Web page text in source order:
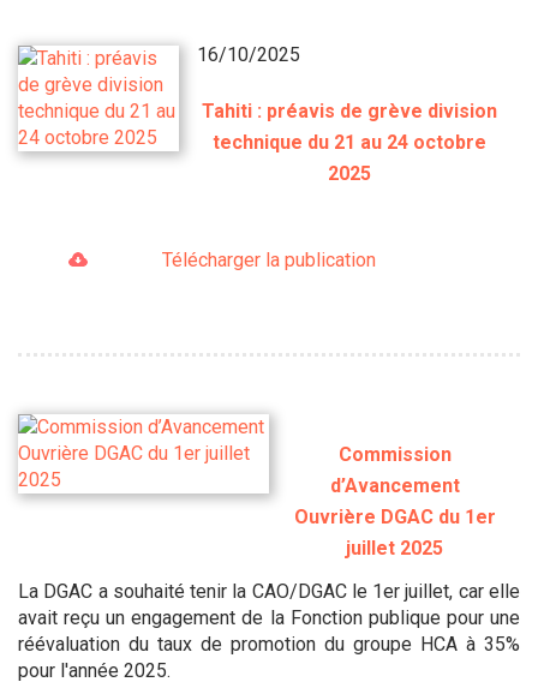
16/10/2025
Tahiti : préavis de grève division
technique du 21 au 24 octobre
2025
Télécharger la publication
Commission
d’Avancement
Ouvrière DGAC du 1er
juillet 2025
La DGAC a souhaité tenir la CAO/DGAC le 1er juillet, car elle
avait reçu un engagement de la Fonction publique pour une
réévaluation du taux de promotion du groupe HCA à 35%
pour l'année 2025.